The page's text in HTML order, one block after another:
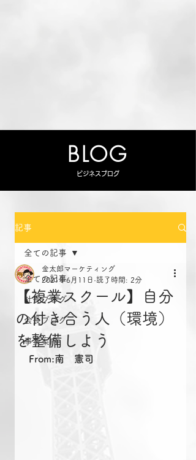
BLOG
ビジネスブログ
記事
全ての記事
社長ブログ
会長ブログ
事業案内
全ての記事
【複業スクール】自分
の付き合う人（環境）
を整備しよう
金太郎マーケティング
2021年6月11日 読了時間: 2分
From:南　憲司